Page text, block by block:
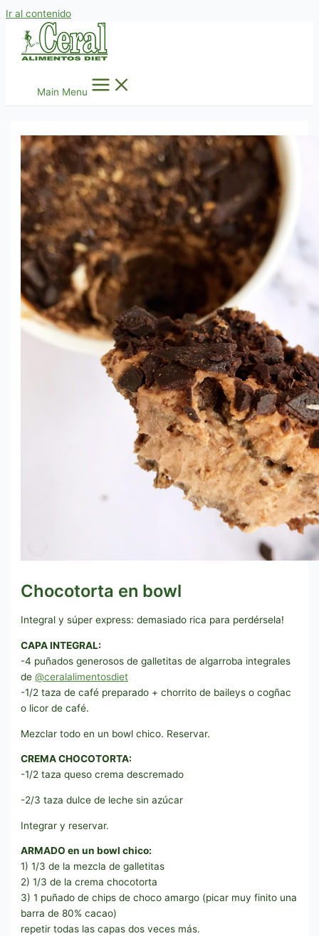
Ir al contenido
Main Menu
Chocotorta en bowl
Integral y súper express: demasiado rica para perdérsela!
CAPA INTEGRAL:
-4 puñados generosos de galletitas de algarroba integrales
de@ceralalimentosdiet
-1/2 taza de café preparado + chorrito de baileys o cogñac
o licor de café.
Mezclar todo en un bowl chico. Reservar.
CREMA CHOCOTORTA:
-1/2 taza queso crema descremado
-2/3 taza dulce de leche sin azúcar
Integrar y reservar.
ARMADO en un bowl chico:
1) 1/3 de la mezcla de galletitas
2) 1/3 de la crema chocotorta
3) 1 puñado de chips de choco amargo (picar muy finito una
barra de 80% cacao)
repetir todas las capas dos veces más.